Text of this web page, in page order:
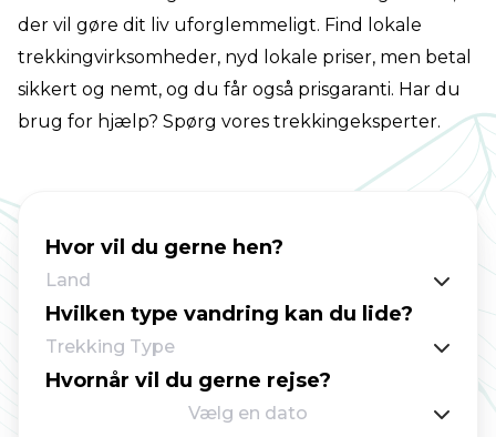
op, giver denne vandretur dig mulighed for at
vandre i miles uden at støde på noget eller
nogen. Norsk kultur omfavner vandring, og
mange familier går traditionelt ud hver søndag
til en frisk gåtur. Som et resultat har Norge et
veludviklet vandre-netværk med tusindvis af
og sammen skaber dette en unik oplevelse af
fører dig gennem Trollheimen bjergkæden,
kendt som Norges smukkeste ryg på grund af
sin store variation af natur. Er du nysgerrig på,
hvad Norge har at byde på? Så pak hurtigt din
der vil gøre dit liv uforglemmeligt. Find lokale
trekkingvirksomheder, nyd lokale priser, men betal
sikkert og nemt, og du får også prisgaranti. Har du
brug for hjælp? Spørg vores trekkingeksperter.
Hvor vil du gerne hen?
Land
Hvilken type vandring kan du lide?
Trekking Type
Hvornår vil du gerne rejse?
Vælg en dato